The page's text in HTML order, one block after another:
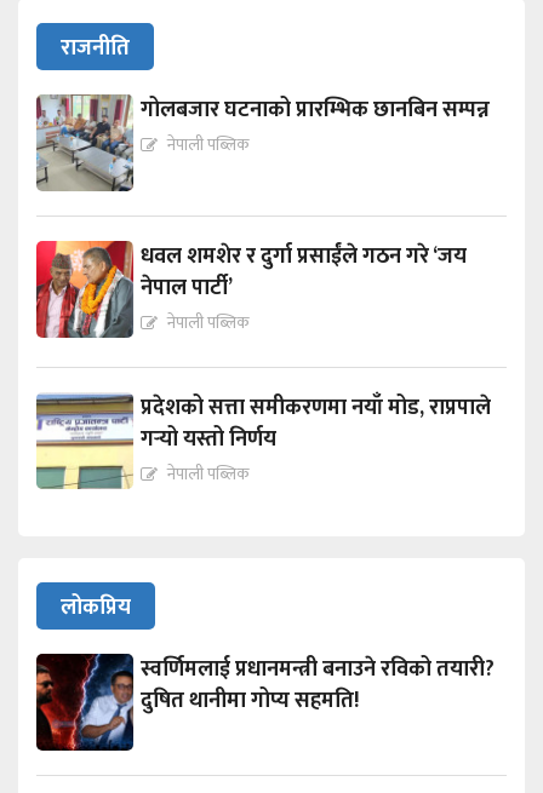
राजनीति
गोलबजार घटनाको प्रारम्भिक छानबिन सम्पन्न
नेपाली पब्लिक
धवल शमशेर र दुर्गा प्रसाईंले गठन गरे ‘जय
नेपाल पार्टी’
नेपाली पब्लिक
प्रदेशको सत्ता समीकरणमा नयाँ मोड, राप्रपाले
गर्‍यो यस्तो निर्णय
नेपाली पब्लिक
लोकप्रिय
स्वर्णिमलाई प्रधानमन्त्री बनाउने रविको तयारी?
दुषित थानीमा गोप्य सहमति!